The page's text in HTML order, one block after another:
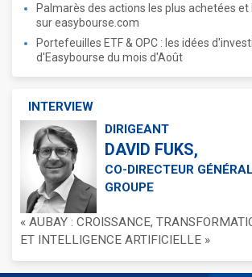
Palmarès des actions les plus achetées et
sur easybourse.com
Portefeuilles ETF & OPC : les idées
d'Easybourse du mois d'Août
INTERVIEW
DIRIGEANT
DAVID FUKS,
CO-DIRECTEUR
GROUPE
« AUBAY : CROISSANCE,
ET INTELLIGENCE ARTIFICIELLE »